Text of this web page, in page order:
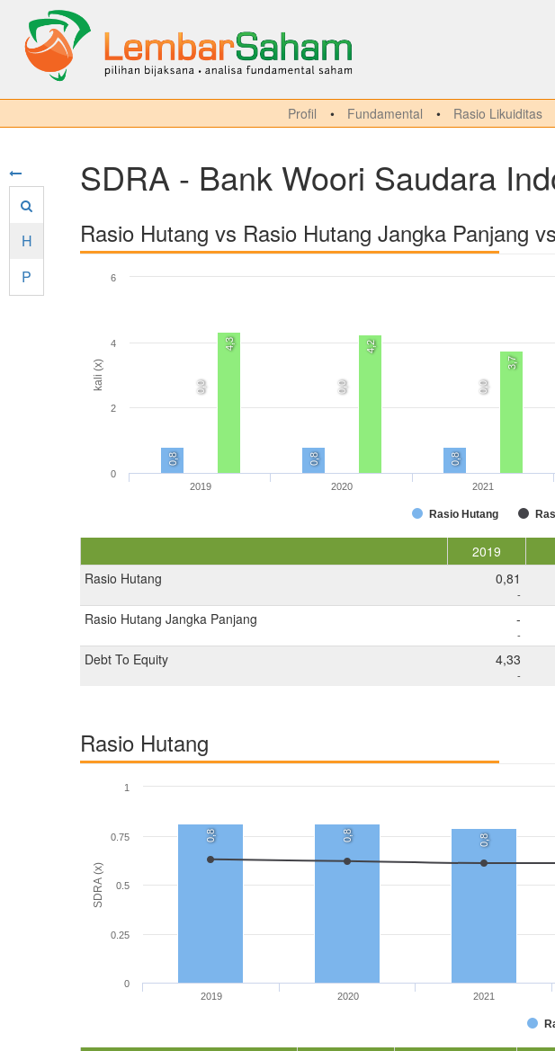
Profil Fundamental Rasio Likuiditas
H
P
SDRA - Bank Woori Saudara
Rasio Hutang vs Rasio Hutang Jangka Panjang
kali (x)
0,8 0,8 0,8
0,0 0,0 0,0
4,3
4,2
3,7
Rasio Hutang
2019 2020 2021
0
2
4
6
2019
Rasio Hutang
0,81
-
Rasio Hutang Jangka Panjang -
-
Debt To Equity 4,33
-
Rasio Hutang
SDRA (x)
0,8 0,8 0,8
2019 2020 2021
0
0.25
0.5
0.75
1